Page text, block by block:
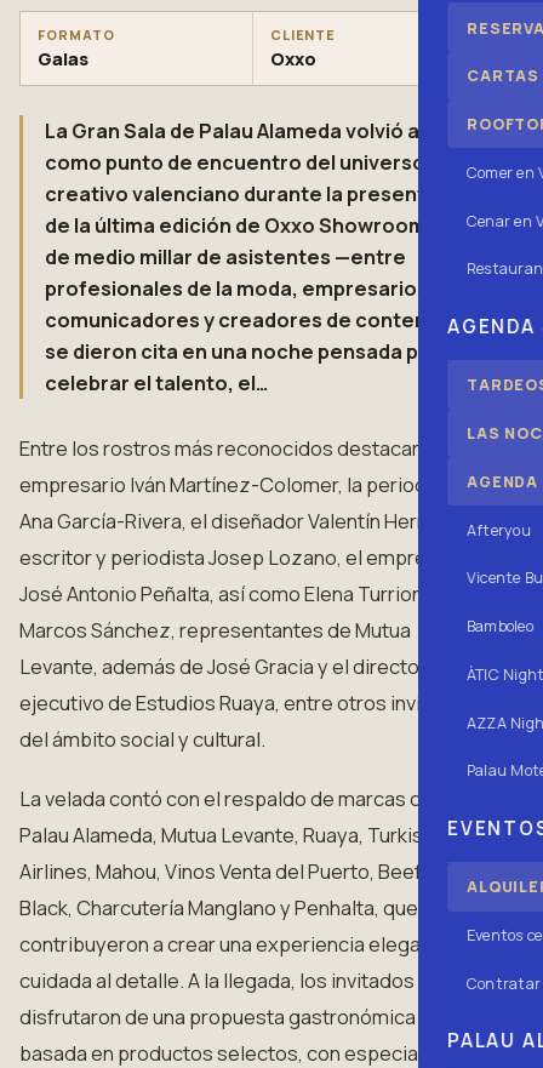
CARTAS
Comer en
Cenar en
AGENDA
LAS
Afteryou
Vicente
Bamboleo
ÀTIC
AZZA
Palau
Eventos
Contratar
PALAU
FORMATO
Galas
CLIENTE
Oxxo
La Gran Sala de Palau Alameda volvió a brillar
como punto de encuentro del universo
creativo valenciano durante la presentación
de la última edición de Oxxo Showroom. Más
de medio millar de asistentes —entre
profesionales de la moda, empresarios,
comunicadores y creadores de contenido—
se dieron cita en una noche pensada para
celebrar el talento, el…
Entre los rostros más reconocidos destacaron el
empresario Iván Martínez-Colomer, la periodista
Ana García-Rivera, el diseñador Valentín Herraiz, el
escritor y periodista Josep Lozano, el empresario
José Antonio Peñalta, así como Elena Turrion y
Marcos Sánchez, representantes de Mutua
Levante, además de José Gracia y el director
ejecutivo de Estudios Ruaya, entre otros invitados
del ámbito social y cultural.
La velada contó con el respaldo de marcas como
Palau Alameda, Mutua Levante, Ruaya, Turkish
Airlines, Mahou, Vinos Venta del Puerto, Beefeater
Black, Charcutería Manglano y Penhalta, que
contribuyeron a crear una experiencia elegante y
cuidada al detalle. A la llegada, los invitados
disfrutaron de una propuesta gastronómica
basada en productos selectos, con especial